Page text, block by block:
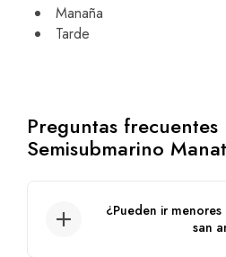
Manaña
Tarde
Preguntas frecuentes
Semisubmarino
¿Pueden ir
san